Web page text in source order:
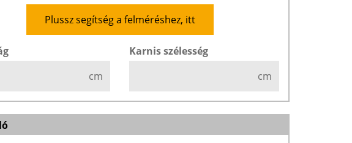
Plussz segítség a felméréshez, itt
cm
Karnis szélesség
cm